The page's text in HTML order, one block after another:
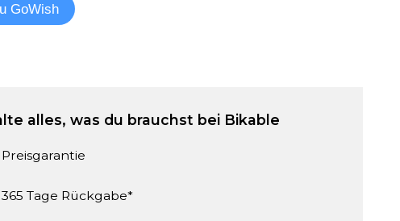
GoWish
alles, was du brauchst bei Bikable
Preisgarantie
365 Tage Rückgabe*